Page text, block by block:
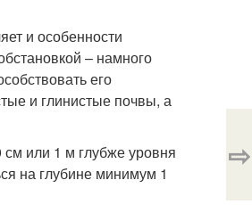
и особенности
– намного
его
и глинистые почвы, а
см или 1 м глубже уровня
на глубине минимум 1
⇨